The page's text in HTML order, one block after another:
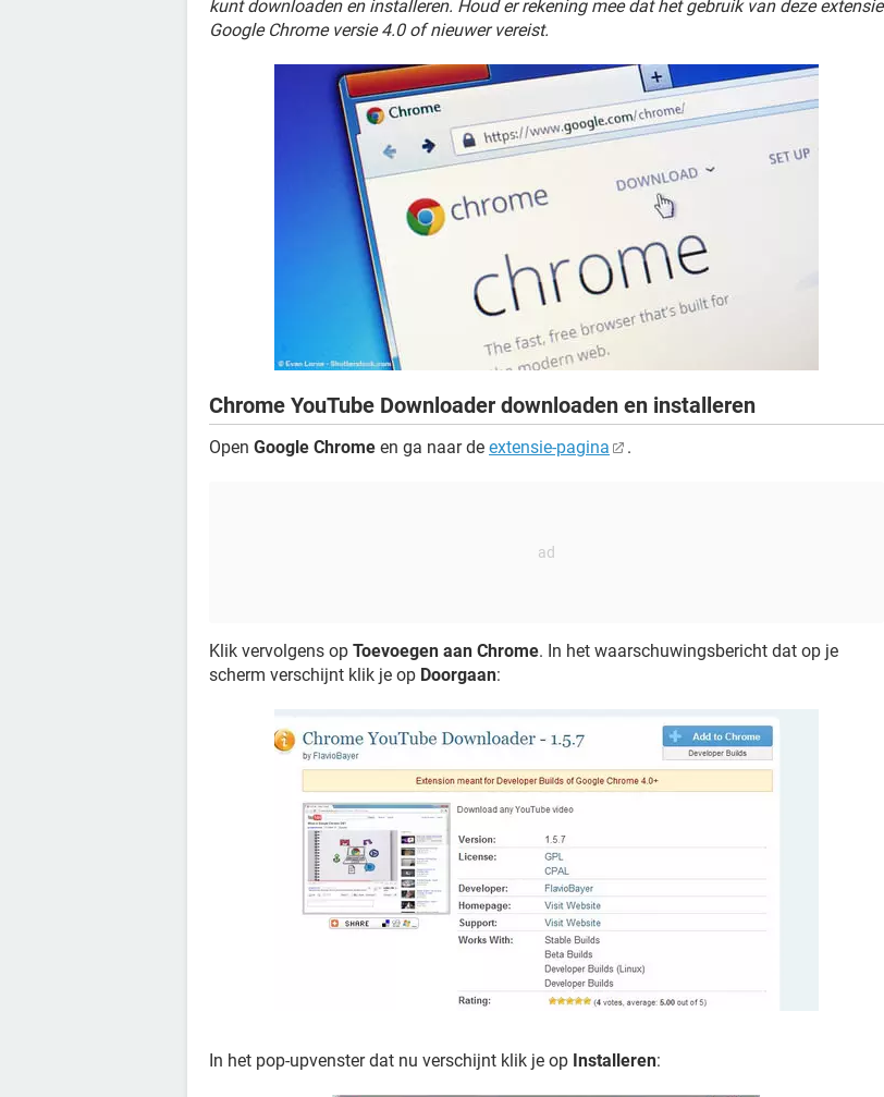
kunt downloaden en installeren. Houd er rekening mee dat het gebruik van deze extensie
Google Chrome versie 4.0 of nieuwer vereist.
Chrome YouTube Downloader downloaden en installeren
Open Google Chrome en ga naar de extensie-pagina .
Klik vervolgens op Toevoegen aan Chrome. In het waarschuwingsbericht dat op je
scherm verschijnt klik je op Doorgaan:
In het pop-upvenster dat nu verschijnt klik je op Installeren: